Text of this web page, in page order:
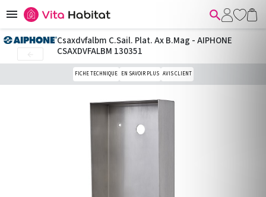
 
Csaxdvfalbm C.Sail. Plat. Ax B.Mag - AIPHONE
CSAXDVFALBM 130351
FICHE TECHNIQUE EN SAVOIR PLUS AVIS CLIENT